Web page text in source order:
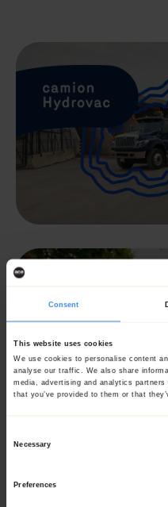
Consent
This website uses cookies
We use cookies to personalise content
analyse our traffic. We also share
media, advertising and analytics
that you’ve provided to them or that
Necessary
Preferences
Chaque épisode se
véhicule précis, qu’il